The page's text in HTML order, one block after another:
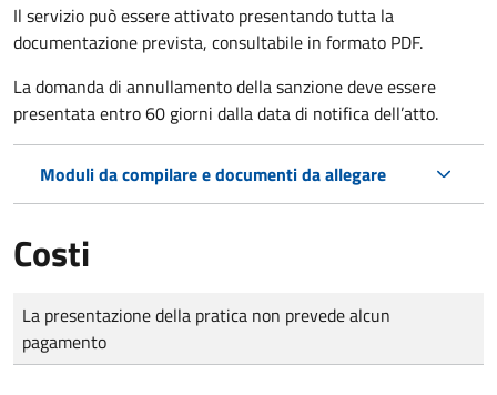
Il servizio può essere attivato presentando tutta la
documentazione prevista, consultabile in formato PDF.
La domanda di annullamento della sanzione deve essere
presentata entro 60 giorni dalla data di notifica dell’atto.
Moduli da compilare e documenti da allegare
Costi
Tipo di pagamento
Importo
La presentazione della pratica non prevede alcun
pagamento